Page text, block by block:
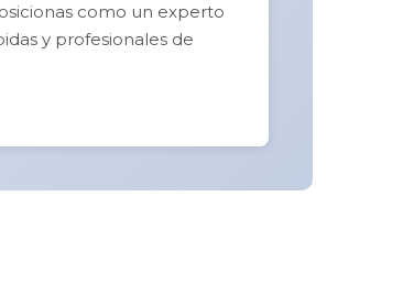
como un experto
y profesionales de